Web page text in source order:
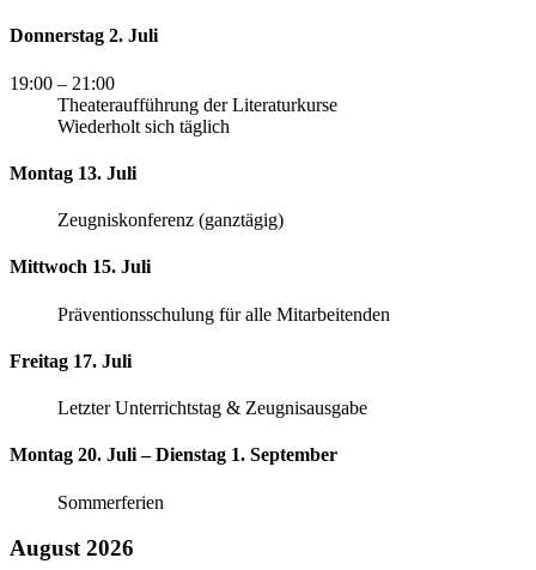
Donnerstag 2. Juli
19:00 – 21:00
Theateraufführung der Literaturkurse
Wiederholt sich täglich
Montag 13. Juli
Zeugniskonferenz (ganztägig)
Mittwoch 15. Juli
Präventionsschulung für alle Mitarbeitenden
Freitag 17. Juli
Letzter Unterrichtstag & Zeugnisausgabe
Montag 20. Juli – Dienstag 1. September
Sommerferien
August 2026